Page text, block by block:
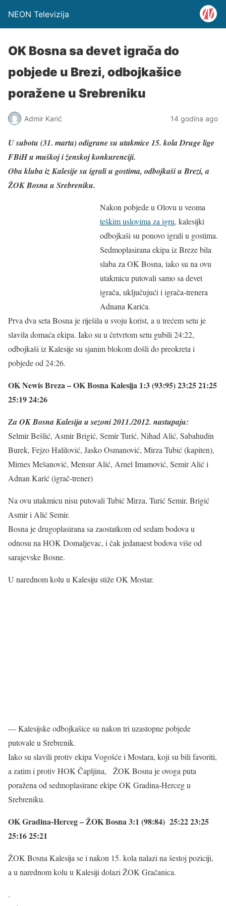
NEON Televizija
OK Bosna sa devet igrača do
pobjede u Brezi, odbojkašice
poražene u Srebreniku
Admir Karić 14 godina ago
U subotu (31. marta) odigrane su utakmice 15. kola Druge lige
FBiH u muškoj i ženskoj konkurenciji.
Oba kluba iz Kalesije su igrali u gostima, odbojkaši u Brezi, a
ŽOK Bosna u Srebreniku.
Nakon pobjede u Olovu u veoma
teškim uslovima za igru, kalesijki
odbojkaši su ponovo igrali u gostima.
Sedmoplasirana ekipa iz Breze bila
slaba za OK Bosna, iako su na ovu
utakmicu putovali samo sa devet
igrača, uključujući i igrača-trenera
Adnana Karića.
Prva dva seta Bosna je riješila u svoju korist, a u trećem setu je
slavila domaća ekipa. Iako su u četvrtom setu gubili 24:22,
odbojkaši iz Kalesije su sjanim blokom došli do preokreta i
pobjede od 24:26.
OK Newis Breza – OK Bosna Kalesija 1:3 (93:95) 23:25 21:25
25:19 24:26
Za OK Bosna Kalesija u sezoni 2011./2012. nastupaju:
Selmir Bešlić, Asmir Brigić, Semir Turić, Nihad Alić, Sabahudin
Burek, Fejzo Halilović, Jasko Osmanović, Mirza Tubić (kapiten),
Mirnes Mešanović, Mensur Alić, Arnel Imamović, Semir Alić i
Adnan Karić (igrač-trener)
Na ovu utakmicu nisu putovali Tubić Mirza, Turić Semir, Brigić
Asmir i Alić Semir.
Bosna je drugoplasirana sa zaostatkom od sedam bodova u
odnosu na HOK Domaljevac, i čak jedanaest bodova više od
sarajevske Bosne.
U narednom kolu u Kalesiju stiže OK Mostar.
— Kalesijske odbojkašice su nakon tri uzastopne pobjede
putovale u Srebrenik.
Iako su slavili protiv ekipa Vogošće i Mostara, koji su bili favoriti,
a zatim i protiv HOK Čapljina, ŽOK Bosna je ovoga puta
poražena od sedmoplasirane ekipe OK Gradina-Herceg u
Srebreniku.
OK Gradina-Herceg – ŽOK Bosna 3:1 (98:84) 25:22 23:25
25:16 25:21
ŽOK Bosna Kalesija se i nakon 15. kola nalazi na šestoj poziciji,
a u narednom kolu u Kalesiji dolazi ŽOK Gračanica.
.